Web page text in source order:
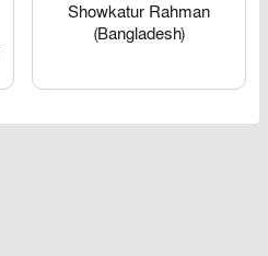
Showkatur Rahman
(Bangladesh)